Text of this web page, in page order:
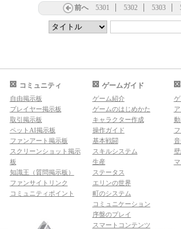
前へ 5301 5302 5303
コミュニティ
自由掲示板
プレイヤー掲示板
取引掲示板
ペットAI掲示板
ファンアート掲示板
スクリーンショット掲示
板
知識王（質問掲示板）
ファンサイトリンク
コミュニティポイント
ゲームガイド
ゲーム紹介
ゲームのはじめかた
キャラクター作成
操作ガイド
基本戦闘
スキルシステム
生産
ステータス
エリンの世界
町のシステム
コミュニケーション
序盤のプレイ
スマートコンテンツ